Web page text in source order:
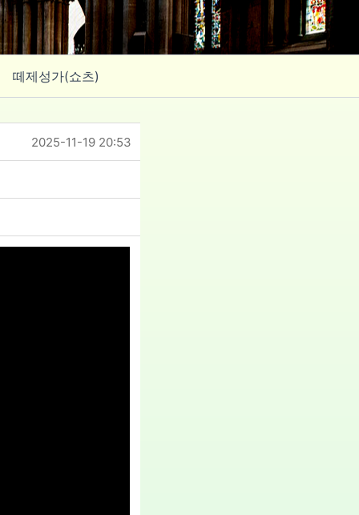
떼제성가(쇼츠)
2025-11-19 20:53